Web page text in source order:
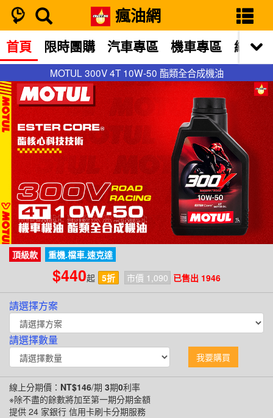
瘋油網
MOTUL 300V 4T 10W-50 酯類全合成機油
首頁 限時團購 汽車專區 機車專區 網站
MOTUL 300V 4T 10W-50 酯類全合成機油
頂級款 重機.檔車.速克達
$440起 5折 市價 1,090 已售出 1946
請選擇方案
請選擇數量
我要購買
線上分期價： NT$146/期 3期0利率
※除不盡的餘數將加至第一期分期金額
提供 24 家銀行 信用卡刷卡分期服務